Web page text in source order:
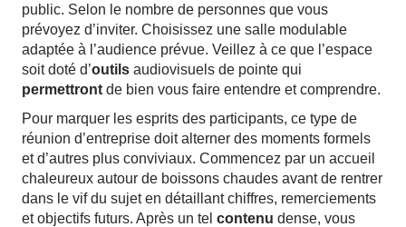
public. Selon le nombre de personnes que vous
prévoyez d’inviter. Choisissez une salle modulable
adaptée à l’audience prévue. Veillez à ce que l’espace
soit doté d’outils audiovisuels de pointe qui
permettront de bien vous faire entendre et comprendre.
Pour marquer les esprits des participants, ce type de
réunion d’entreprise doit alterner des moments formels
et d’autres plus conviviaux. Commencez par un accueil
chaleureux autour de boissons chaudes avant de rentrer
dans le vif du sujet en détaillant chiffres, remerciements
et objectifs futurs. Après un tel contenu dense, vous